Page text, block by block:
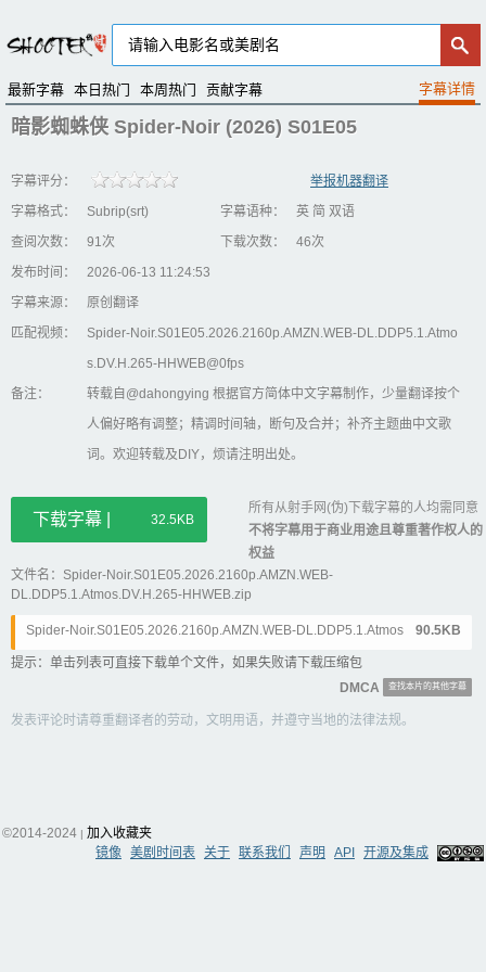
最新字幕 本日热门 本周热门 贡献字幕
暗影蜘蛛侠 Spider-Noir (2026) S01E05
字幕评分：
举报机器翻译
字幕格式：
Subrip(srt) 字幕语种：
英 简 双语
查阅次数：
91次 下载次数：
46次
发布时间：
2026-06-13 11:24:53
字幕来源：
原创翻译
匹配视频：
Spider-Noir.S01E05.2026.2160p.AMZN.WEB-DL.DDP5.1.Atmo
s.DV.H.265-HHWEB@0fps
备注：
转载自@dahongying 根据官方简体中文字幕制作，少量翻译按个
人偏好略有调整；精调时间轴，断句及合并；补齐主题曲中文歌
词。欢迎转载及DIY，烦请注明出处。
下载字幕 | 32.5KB
所有从射手网(伪)下载字幕的人均需同意
不将字幕用于商业用途且尊重著作权人的
权益
文件名：Spider-Noir.S01E05.2026.2160p.AMZN.WEB-
DL.DDP5.1.Atmos.DV.H.265-HHWEB.zip
Spider-Noir.S01E05.2026.2160p.AMZN.WEB-DL.DDP5.1.Atmos.DV.H.26
5-HHWEB.chs&eng.srt
90.5KB
提示：单击列表可直接下载单个文件，如果失败请下载压缩包
DMCA
查找本片的其他字幕
发表评论时请尊重翻译者的劳动，文明用语，并遵守当地的法律法规。
©2014-2024 | 加入收藏夹
镜像 美剧时间表 关于 联系我们 声明 API 开源及集成